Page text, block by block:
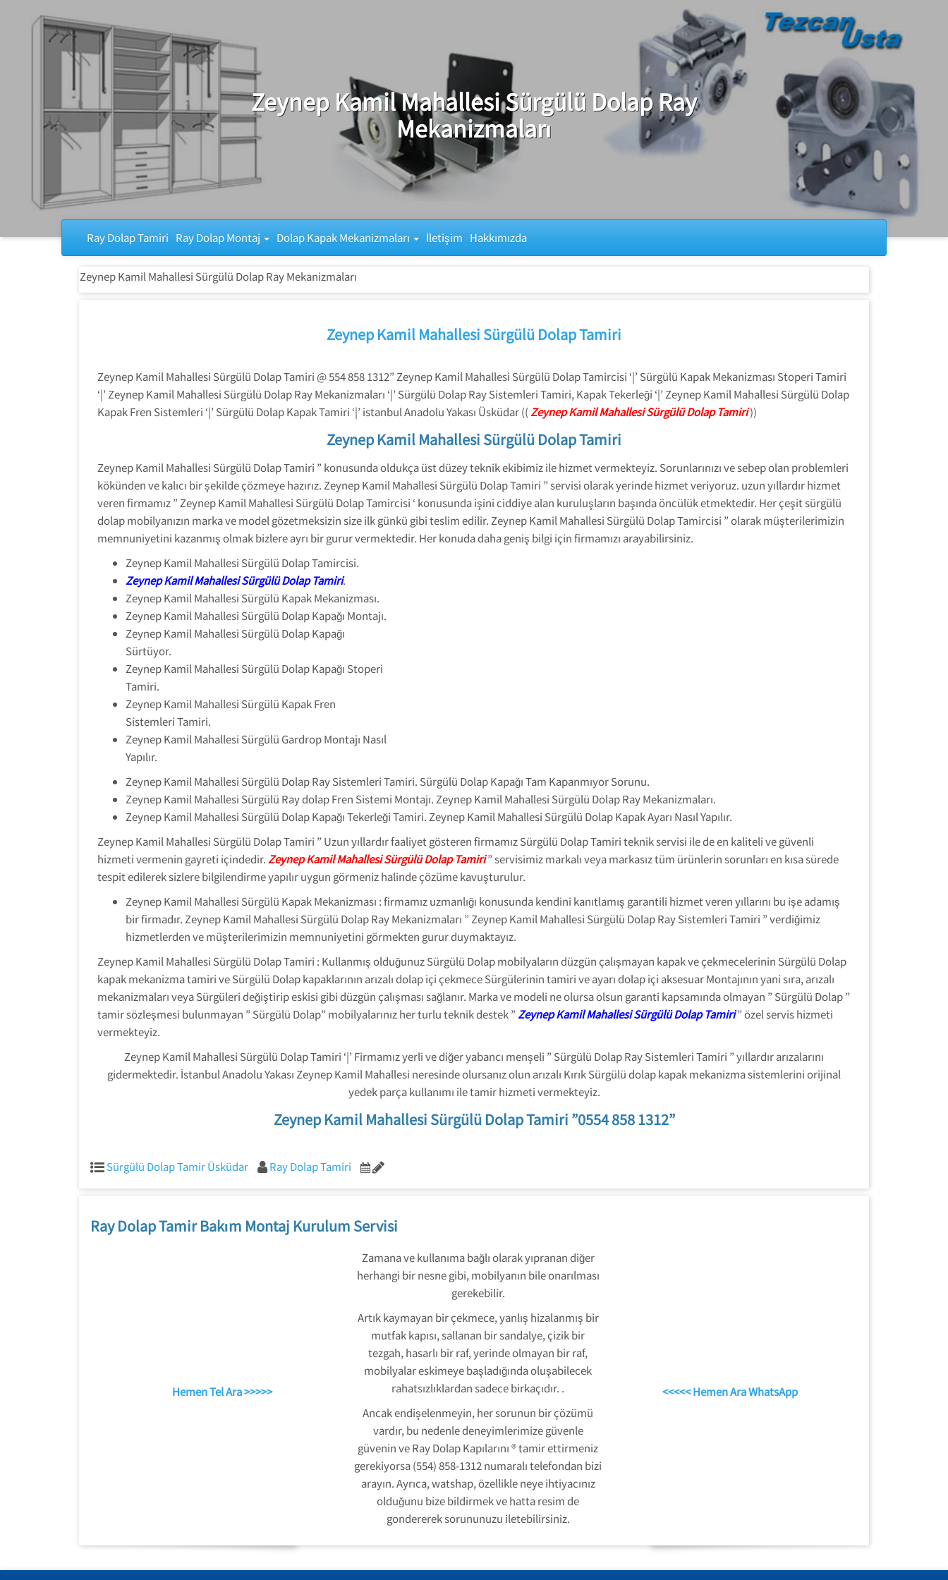
Zeynep Kamil Mahallesi Sürgülü Dolap Ray
Mekanizmaları
Ray Dolap Tamiri Ray Dolap Montaj Dolap Kapak Mekanizmaları İletişim Hakkımızda
Zeynep Kamil Mahallesi Sürgülü Dolap Ray Mekanizmaları
Zeynep Kamil Mahallesi Sürgülü Dolap Tamiri
Zeynep Kamil Mahallesi Sürgülü Dolap Tamiri @ 554 858 1312” Zeynep Kamil Mahallesi Sürgülü Dolap Tamircisi ‘|’ Sürgülü Kapak Mekanizması Stoperi Tamiri
‘|’ Zeynep Kamil Mahallesi Sürgülü Dolap Ray Mekanizmaları ‘|’ Sürgülü Dolap Ray Sistemleri Tamiri, Kapak Tekerleği ‘|’ Zeynep Kamil Mahallesi Sürgülü Dolap
Kapak Fren Sistemleri ‘|’ Sürgülü Dolap Kapak Tamiri ‘|’ istanbul Anadolu Yakası Üsküdar ((Zeynep Kamil Mahallesi Sürgülü Dolap Tamiri))
Zeynep Kamil Mahallesi Sürgülü Dolap Tamiri
Zeynep Kamil Mahallesi Sürgülü Dolap Tamiri ” konusunda oldukça üst düzey teknik ekibimiz ile hizmet vermekteyiz. Sorunlarınızı ve sebep olan problemleri
kökünden ve kalıcı bir şekilde çözmeye hazırız. Zeynep Kamil Mahallesi Sürgülü Dolap Tamiri ” servisi olarak yerinde hizmet veriyoruz. uzun yıllardır hizmet
veren firmamız ” Zeynep Kamil Mahallesi Sürgülü Dolap Tamircisi ‘ konusunda işini ciddiye alan kuruluşların başında öncülük etmektedir. Her çeşit sürgülü
dolap mobilyanızın marka ve model gözetmeksizin size ilk günkü gibi teslim edilir. Zeynep Kamil Mahallesi Sürgülü Dolap Tamircisi ” olarak müşterilerimizin
memnuniyetini kazanmış olmak bizlere ayrı bir gurur vermektedir. Her konuda daha geniş bilgi için firmamızı arayabilirsiniz.
Zeynep Kamil Mahallesi Sürgülü Dolap Tamircisi.
Zeynep Kamil Mahallesi Sürgülü Dolap Tamiri.
Zeynep Kamil Mahallesi Sürgülü Kapak Mekanizması.
Zeynep Kamil Mahallesi Sürgülü Dolap Kapağı Montajı.
Zeynep Kamil Mahallesi Sürgülü Dolap Kapağı
Sürtüyor.
Zeynep Kamil Mahallesi Sürgülü Dolap Kapağı Stoperi
Tamiri.
Zeynep Kamil Mahallesi Sürgülü Kapak Fren
Sistemleri Tamiri.
Zeynep Kamil Mahallesi Sürgülü Gardrop Montajı Nasıl
Yapılır.
Zeynep Kamil Mahallesi Sürgülü Dolap Ray Sistemleri Tamiri. Sürgülü Dolap Kapağı Tam Kapanmıyor Sorunu.
Zeynep Kamil Mahallesi Sürgülü Ray dolap Fren Sistemi Montajı. Zeynep Kamil Mahallesi Sürgülü Dolap Ray Mekanizmaları.
Zeynep Kamil Mahallesi Sürgülü Dolap Kapağı Tekerleği Tamiri. Zeynep Kamil Mahallesi Sürgülü Dolap Kapak Ayarı Nasıl Yapılır.
Zeynep Kamil Mahallesi Sürgülü Dolap Tamiri ” Uzun yıllardır faaliyet gösteren firmamız Sürgülü Dolap Tamiri teknik servisi ile de en kaliteli ve güvenli
hizmeti vermenin gayreti içindedir. Zeynep Kamil Mahallesi Sürgülü Dolap Tamiri” servisimiz markalı veya markasız tüm ürünlerin sorunları en kısa sürede
tespit edilerek sizlere bilgilendirme yapılır uygun görmeniz halinde çözüme kavuşturulur.
Zeynep Kamil Mahallesi Sürgülü Kapak Mekanizması : firmamız uzmanlığı konusunda kendini kanıtlamış garantili hizmet veren yıllarını bu işe adamış
bir firmadır. Zeynep Kamil Mahallesi Sürgülü Dolap Ray Mekanizmaları ” Zeynep Kamil Mahallesi Sürgülü Dolap Ray Sistemleri Tamiri ” verdiğimiz
hizmetlerden ve müşterilerimizin memnuniyetini görmekten gurur duymaktayız.
Zeynep Kamil Mahallesi Sürgülü Dolap Tamiri : Kullanmış olduğunuz Sürgülü Dolap mobilyaların düzgün çalışmayan kapak ve çekmecelerinin Sürgülü Dolap
kapak mekanizma tamiri ve Sürgülü Dolap kapaklarının arızalı dolap içi çekmece Sürgülerinin tamiri ve ayarı dolap içi aksesuar Montajının yani sıra, arızalı
mekanizmaları veya Sürgüleri değiştirip eskisi gibi düzgün çalışması sağlanır. Marka ve modeli ne olursa olsun garanti kapsamında olmayan ” Sürgülü Dolap ”
tamir sözleşmesi bulunmayan ” Sürgülü Dolap” mobilyalarınız her turlu teknik destek ” Zeynep Kamil Mahallesi Sürgülü Dolap Tamiri” özel servis hizmeti
vermekteyiz.
Zeynep Kamil Mahallesi Sürgülü Dolap Tamiri ‘|’ Firmamız yerli ve diğer yabancı menşeli ” Sürgülü Dolap Ray Sistemleri Tamiri ” yıllardır arızalarını
gidermektedir. İstanbul Anadolu Yakası Zeynep Kamil Mahallesi neresinde olursanız olun arızalı Kırık Sürgülü dolap kapak mekanizma sistemlerini orijinal
yedek parça kullanımı ile tamir hizmeti vermekteyiz.
Zeynep Kamil Mahallesi Sürgülü Dolap Tamiri ”0554 858 1312”
Sürgülü Dolap Tamir Üsküdar Ray Dolap Tamiri
Ray Dolap Tamir Bakım Montaj Kurulum Servisi
Hemen Tel Ara >>>>>
Zamana ve kullanıma bağlı olarak yıpranan diğer
herhangi bir nesne gibi, mobilyanın bile onarılması
gerekebilir.
Artık kaymayan bir çekmece, yanlış hizalanmış bir
mutfak kapısı, sallanan bir sandalye, çizik bir
tezgah, hasarlı bir raf, yerinde olmayan bir raf,
mobilyalar eskimeye başladığında oluşabilecek
rahatsızlıklardan sadece birkaçıdır. .
Ancak endişelenmeyin, her sorunun bir çözümü
vardır, bu nedenle deneyimlerimize güvenle
güvenin ve Ray Dolap Kapılarını ® tamir ettirmeniz
gerekiyorsa (554) 858-1312 numaralı telefondan bizi
arayın. Ayrıca, watshap, özellikle neye ihtiyacınız
olduğunu bize bildirmek ve hatta resim de
gondererek sorununuzu iletebilirsiniz.
<<<<< Hemen Ara WhatsApp